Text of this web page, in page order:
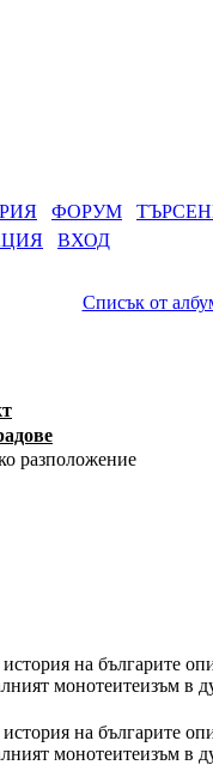
ФОРУМ
ВХОД
Списък от
разположение
на българите
монотеитеизъм в
на българите
монотеитеизъм в